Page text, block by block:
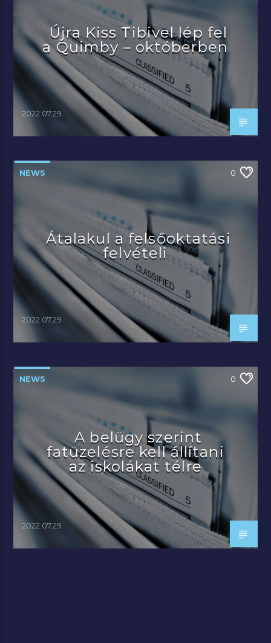
Újra Kiss Tibivel lép fel
a Quimby – októberben
2022.07.29.
NEWS 0
Átalakul a felsőoktatási
felvételi
2022.07.29.
NEWS 0
A belügy szerint
fatüzelésre kell állítani
az iskolákat télre
2022.07.29.